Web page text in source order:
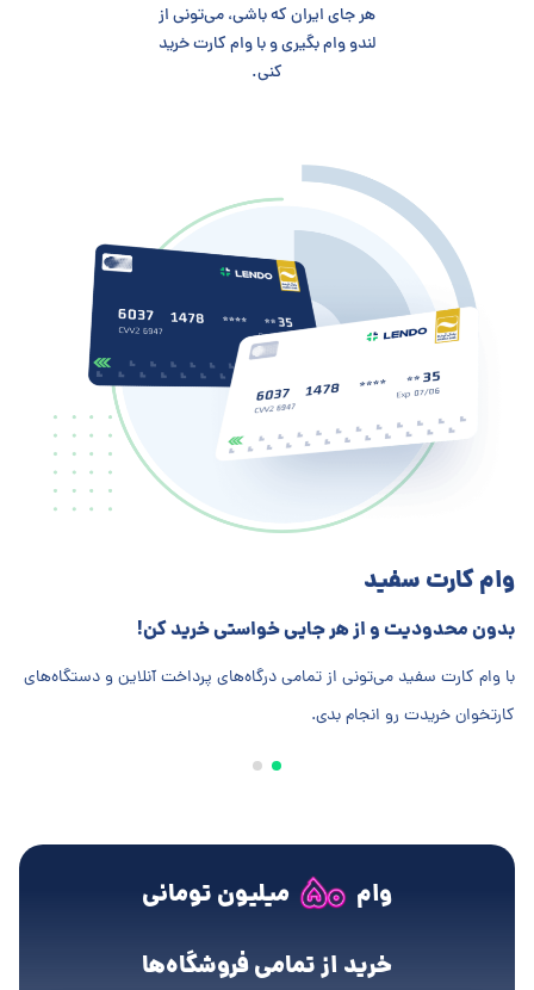
هر جای ایران که باشی، می‌تونی از
لندو وام بگیری و با وام کارت خرید
کنی.
وام کارت سفید
بدون محدودیت و از هر جایی خواستی خرید کن!
با وام کارت سفید می‌تونی از تمامی درگاه‌های پرداخت آنلاین و دستگاه‌های
کارتخوان خریدت رو انجام بدی.
وام میلیون تومانی
بدون ضامن
بدون ضامن
خرید از تمامی فروشگاه‌ها